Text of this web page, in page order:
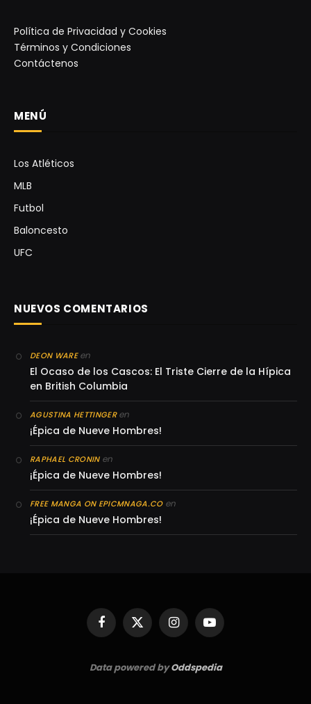
Política de Privacidad y Cookies
Términos y Condiciones
Contáctenos
MENÚ
Los Atléticos
MLB
Futbol
Baloncesto
UFC
NUEVOS COMENTARIOS
DEON WAREen
El Ocaso de los Cascos: El Triste Cierre de la Hípica
en British Columbia
AGUSTINA HETTINGERen
¡Épica de Nueve Hombres!
RAPHAEL CRONINen
¡Épica de Nueve Hombres!
FREE MANGA ON EPICMNAGA.COen
¡Épica de Nueve Hombres!
Facebook
X
(Twitter)
InstagramYouTube
Data powered byOddspedia